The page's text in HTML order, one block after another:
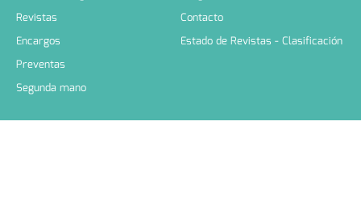
Revistas
Encargos
Preventas
Segunda mano
Contacto
Estado de Revistas - Clasificación